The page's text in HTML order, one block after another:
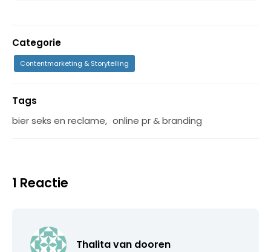
Categorie
Contentmarketing & Storytelling
Tags
bier seks en reclame, online pr & branding
1 Reactie
Thalita van dooren